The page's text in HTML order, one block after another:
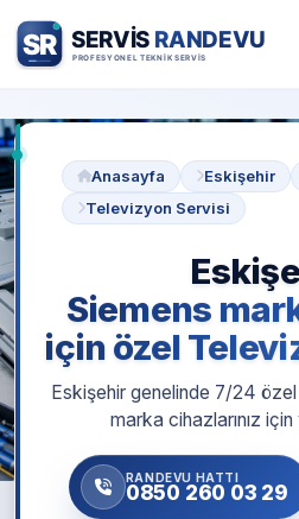
Anasayfa Eskişehir
Televizyon Servisi
Siemens
için özel
Eskişehir genelinde 7/24
marka cihazlarınız
RANDEVU HATTI
0850 260 03 29